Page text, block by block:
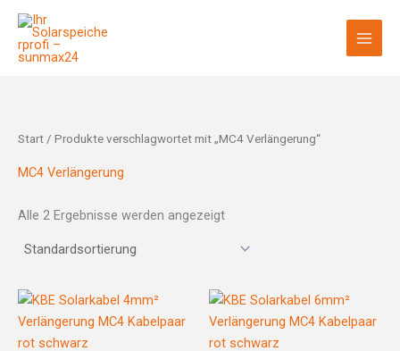
Zum
Inhalt
springen
Start / Produkte verschlagwortet mit „MC4 Verlängerung“
MC4 Verlängerung
Alle 2 Ergebnisse werden angezeigt